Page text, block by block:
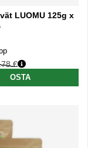
LUOMU 125g x
€
OSTA